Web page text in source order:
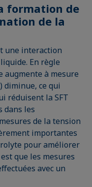
formation de
de la
une interaction
En règle
augmente à mesure
diminue, ce qui
réduisent la SFT
dans les
de la tension
importantes
pour améliorer
que les mesures
avec un